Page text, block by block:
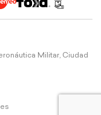
Militar, Ciudad